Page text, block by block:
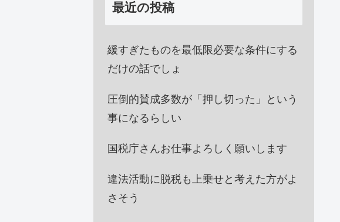
最近の投稿
緩すぎたものを最低限必要な条件にする
だけの話でしょ
圧倒的賛成多数が「押し切った」という
事になるらしい
国税庁さんお仕事よろしく願いします
違法活動に脱税も上乗せと考えた方がよ
さそう